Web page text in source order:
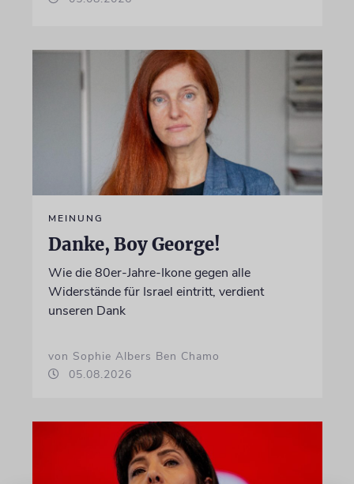
MEINUNG
Danke, Boy George!
Wie die 80er-Jahre-Ikone gegen alle
Widerstände für Israel eintritt, verdient
unseren Dank
von Sophie Albers Ben Chamo
05.08.2026